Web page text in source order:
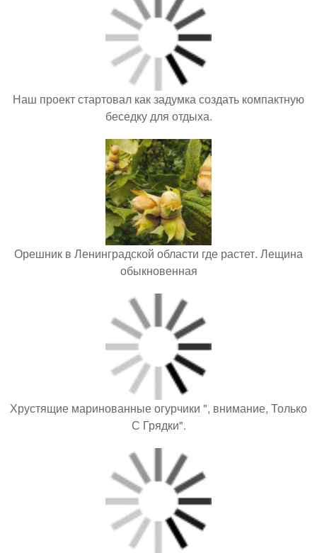
Наш проект стартовал как задумка создать компактную
беседку для отдыха.
Орешник в Ленинградской области где растет. Лещина
обыкновенная
Хрустящие маринованные огурчики ", внимание, Только
С Грядки".